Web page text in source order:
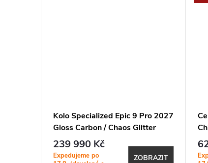
Kolo Specialized Epic 9 Pro 2027
Gloss Carbon / Chaos Glitter
Pearl / Chrome
239 990 Kč
Expedujeme po
ZOBRAZIT